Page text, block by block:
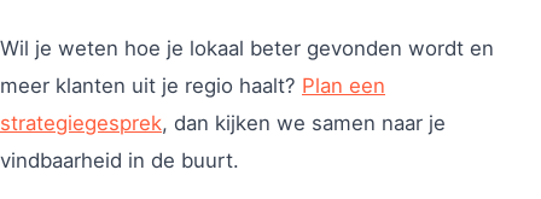
Wil je weten hoe je lokaal beter gevonden wordt en
meer klanten uit je regio haalt? Plan een
strategiegesprek, dan kijken we samen naar je
vindbaarheid in de buurt.